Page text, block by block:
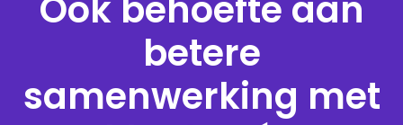
betere
samenwerking met